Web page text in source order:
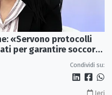
«Servono protocolli
per garantire soccorsi
Condividi su:
Ieri